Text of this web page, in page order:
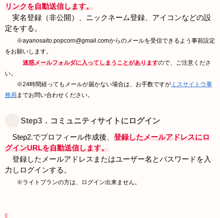
リンクを自動送信します。
実名登録（非公開）、ニックネーム登録、アイコンなどの設
定をする。
※ayanosaito.popcorn@gmail.comからのメールを受信できるよう事前設定
をお願いします。
迷惑メールフォルダに入ってしまうことがありますので、ご注意くださ
い。
※24時間経ってもメールが届かない場合は、お手数ですが ミスサイトウ事
務局 までお問い合わせください。
Step3． コミュニティサイトにログイン
Step2.でプロフィール作成後、 登録したメールアドレスにロ
グインURLを自動送信します。
登録したメールアドレスまたはユーザー名とパスワードを入
力しログインする。
※ライトプランの方は、ログイン出来ません。